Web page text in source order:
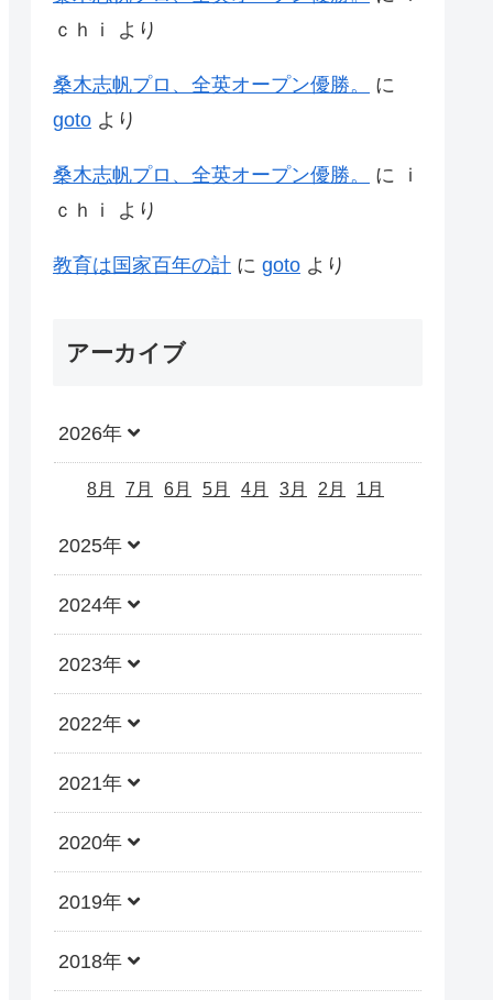
ｃｈｉ
より
桑木志帆プロ、全英オープン優勝。
に
goto より
桑木志帆プロ、全英オープン優勝。 に
ｉ
ｃｈｉ
より
教育は国家百年の計 に goto より
アーカイブ
2026年
8月 7月 6月 5月 4月 3月 2月 1月
2025年
2024年
2023年
2022年
2021年
2020年
2019年
2018年